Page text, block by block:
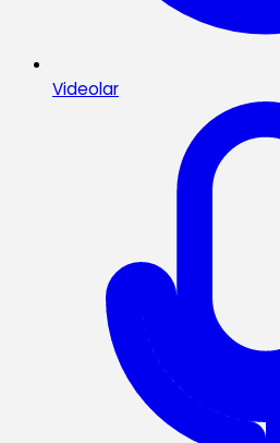
Videolar